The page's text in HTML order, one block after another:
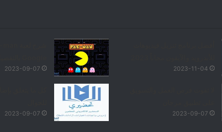
2023-11-04
2023-09-07
2023-09-07
2023-09-07